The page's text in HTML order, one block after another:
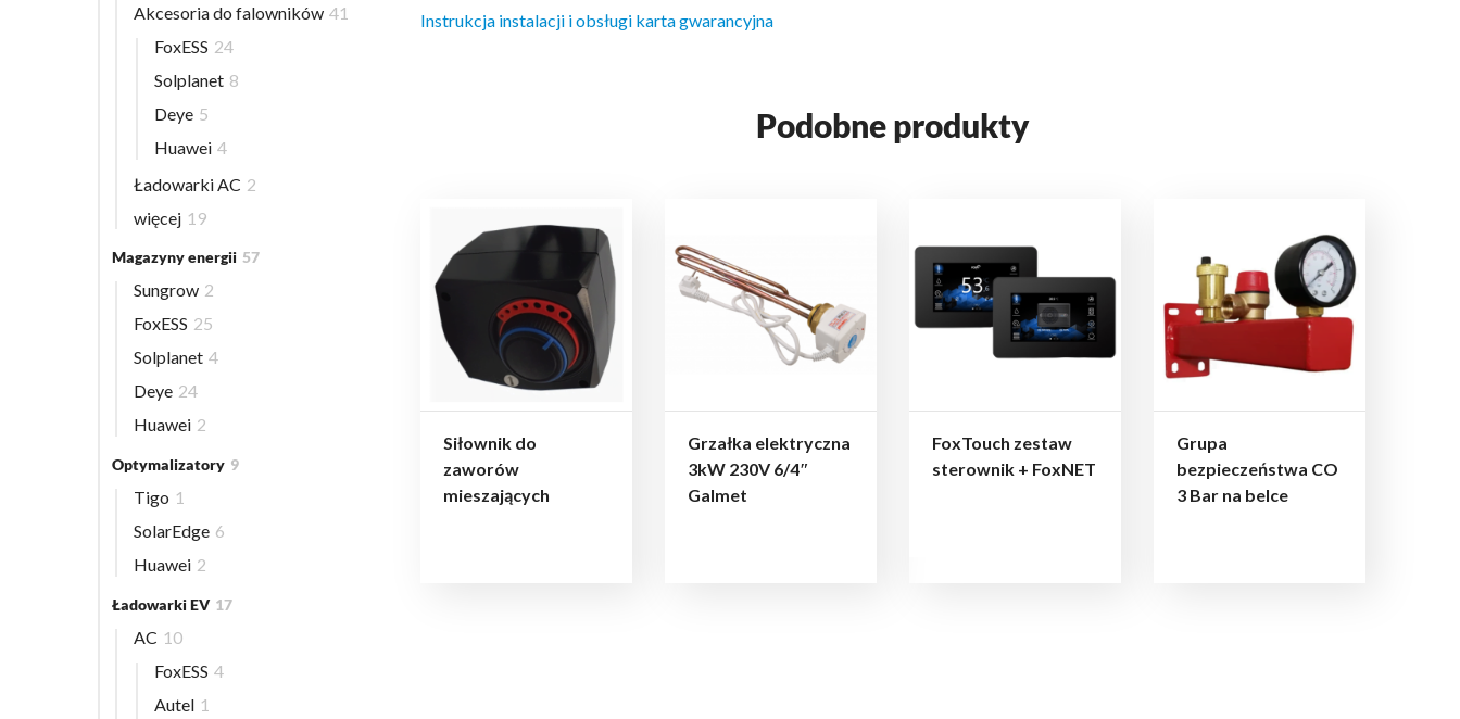
Instrukcja instalacji i obsługi karta gwarancyjna
Podobne produkty
Siłownik do
zaworów
mieszających
Grzałka elektryczna
3kW 230V 6/4″
Galmet
FoxTouch zestaw
sterownik + FoxNET
Grupa
bezpieczeństwa CO
3 Bar na belce
Akcesoria do falowników 41
FoxESS 24
Solplanet 8
Deye 5
Huawei 4
Ładowarki AC 2
więcej 19
Magazyny energii 57
Sungrow 2
FoxESS 25
Solplanet 4
Deye 24
Huawei 2
Optymalizatory 9
Tigo 1
SolarEdge 6
Huawei 2
Ładowarki EV 17
AC 10
FoxESS 4
Autel 1